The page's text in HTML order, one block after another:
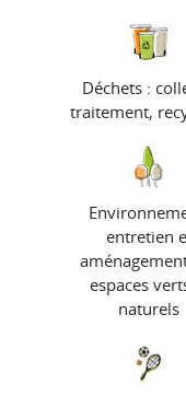
Déchets :
traitement,
entretien
espaces
naturels